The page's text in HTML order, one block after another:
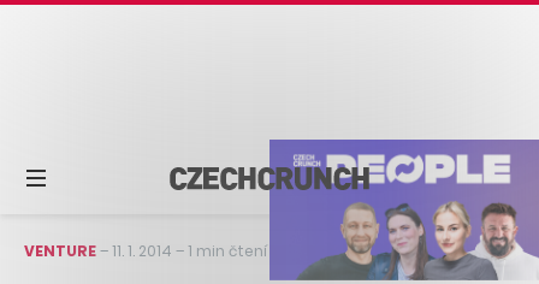
VENTURE–11. 1. 2014 –1 min čtení